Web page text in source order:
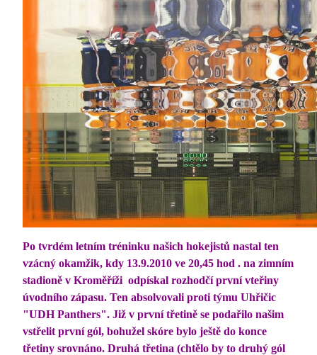
Po tvrdém letním tréninku našich hokejistů nastal ten
vzácný okamžik, kdy 13.9.2010 ve 20,45 hod . na zimním
stadioně v Kroměříži odpískal rozhodčí první vteřiny
úvodního zápasu. Ten absolvovali proti týmu Uhřičic
"UDH Panthers". Již v první třetině se podařilo našim
vstřelit první gól, bohužel skóre bylo ještě do konce
třetiny srovnáno. Druhá třetina (chtělo by to druhý gól